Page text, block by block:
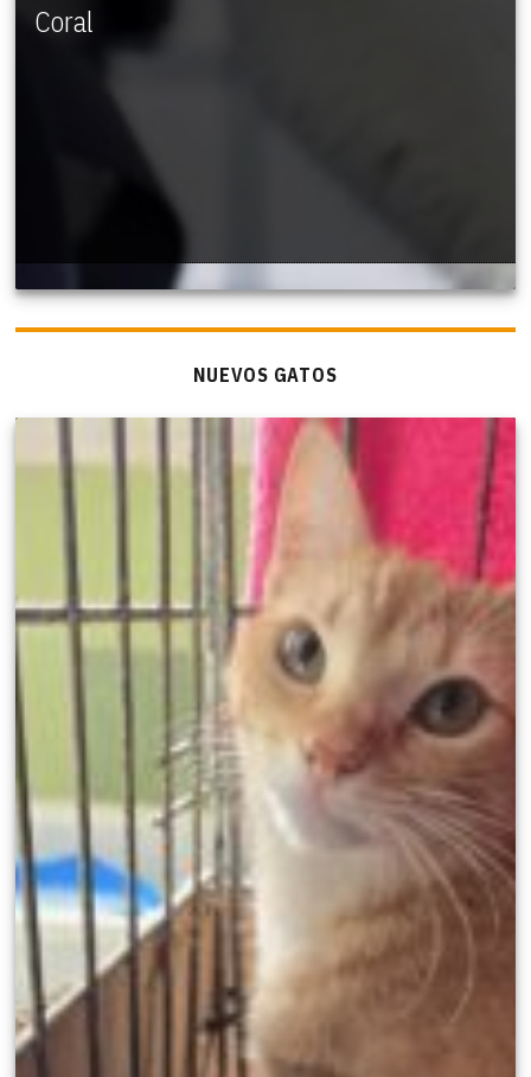
Coral
NUEVOS GATOS